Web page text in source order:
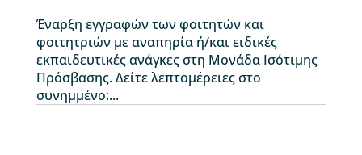
Έναρξη εγγραφών των φοιτητών και
φοιτητριών με αναπηρία ή/και ειδικές
εκπαιδευτικές ανάγκες στη Μονάδα Ισότιμης
Πρόσβασης. Δείτε λεπτομέρειες στο
συνημμένο:...